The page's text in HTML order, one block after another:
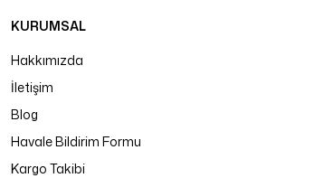
KURUMSAL
Hakkımızda
İletişim
Blog
Havale Bildirim Formu
Kargo Takibi